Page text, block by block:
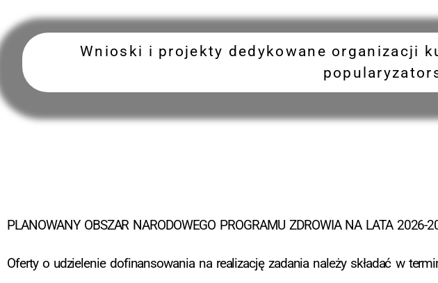
Wnioski i projekty dedykowane organizacji
PLANOWANY OBSZAR NARODOWEGO PROGRAMU ZDROWIA NA LATA
Oferty o udzielenie dofinansowania na realizację zadania należy składać w